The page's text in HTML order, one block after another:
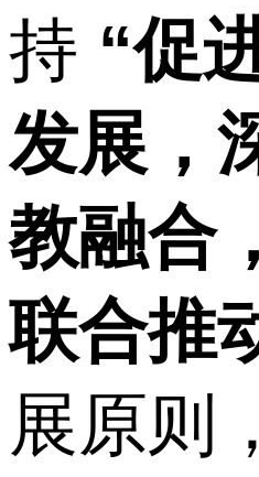
持 “促
发展，
教融合
联合推
展原则